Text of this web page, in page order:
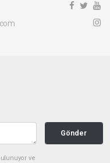
Gönder
ve